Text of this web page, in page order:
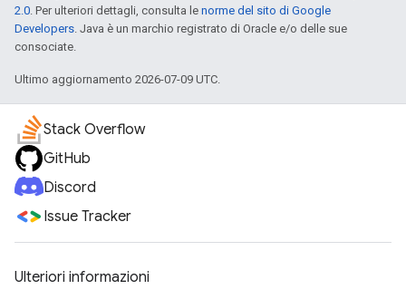
2.0. Per ulteriori dettagli, consulta le norme del sito di Google
Developers. Java è un marchio registrato di Oracle e/o delle sue
consociate.
Ultimo aggiornamento 2026-07-09 UTC.
Stack Overflow
GitHub
Discord
Issue Tracker
Ulteriori informazioni